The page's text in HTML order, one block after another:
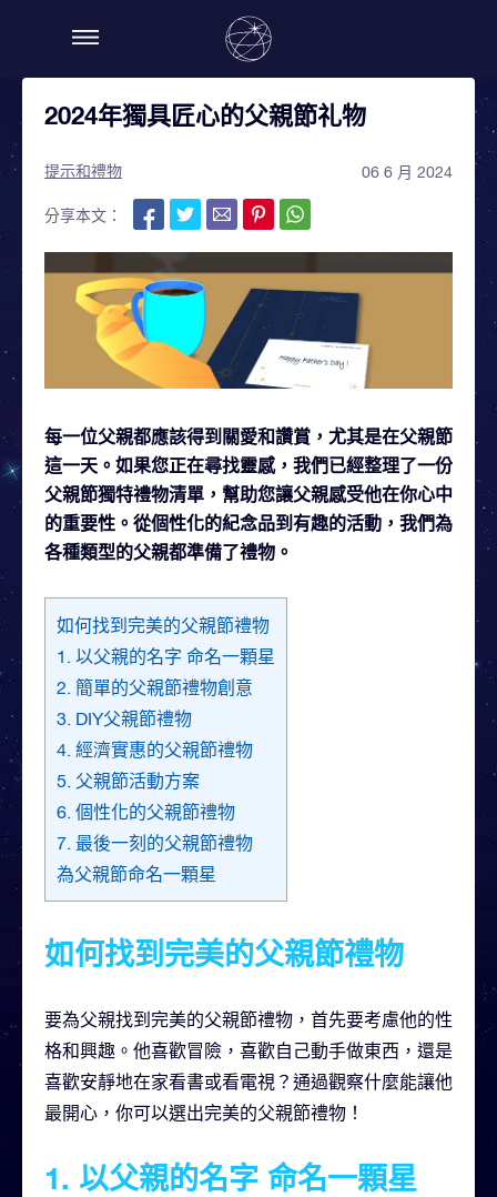
2024年獨具匠心的父親節礼物
提示和禮物 06 6 月 2024
分享本文：
每一位父親都應該得到關愛和讚賞，尤其是在父親節
這一天。如果您正在尋找靈感，我們已經整理了一份
父親節獨特禮物清單，幫助您讓父親感受他在你心中
的重要性。從個性化的紀念品到有趣的活動，我們為
各種類型的父親都準備了禮物。
如何找到完美的父親節禮物
1. 以父親的名字 命名一顆星
2. 簡單的父親節禮物創意
3. DIY父親節禮物
4. 經濟實惠的父親節禮物
5. 父親節活動方案
6. 個性化的父親節禮物
7. 最後一刻的父親節禮物
為父親節命名一顆星
如何找到完美的父親節禮物
要為父親找到完美的父親節禮物，首先要考慮他的性
格和興趣。他喜歡冒險，喜歡自己動手做東西，還是
喜歡安靜地在家看書或看電視？通過觀察什麼能讓他
最開心，你可以選出完美的父親節禮物！
1. 以父親的名字 命名一顆星